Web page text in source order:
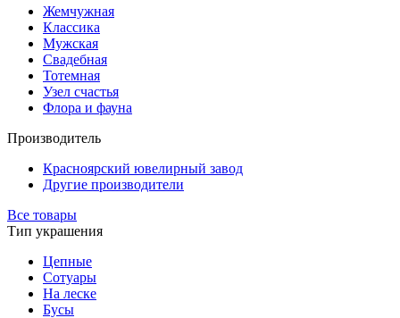
Жемчужная
Классика
Мужская
Свадебная
Тотемная
Узел счастья
Флора и фауна
Производитель
Красноярский ювелирный завод
Другие производители
Все товары
Тип украшения
Цепные
Сотуары
На леске
Бусы